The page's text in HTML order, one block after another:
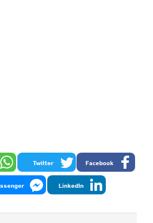
Facebook
Twitter
LinkedIn